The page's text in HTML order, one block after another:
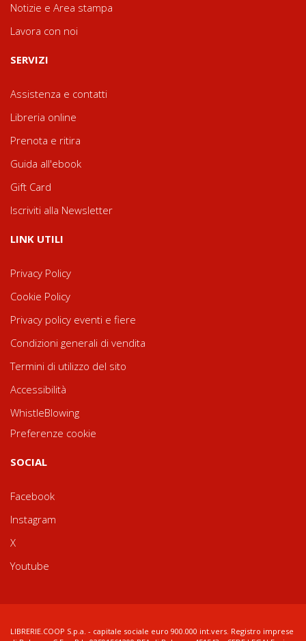
Notizie e Area stampa
Lavora con noi
SERVIZI
Assistenza e contatti
Libreria online
Prenota e ritira
Guida all'ebook
Gift Card
Iscriviti alla Newsletter
LINK UTILI
Privacy Policy
Cookie Policy
Privacy policy eventi e fiere
Condizioni generali di vendita
Termini di utilizzo del sito
Accessibilità
WhistleBlowing
Preferenze cookie
SOCIAL
Facebook
Instagram
X
Youtube
LIBRERIE.COOP S.p.a. - capitale sociale euro 900.000 int.vers. Registro imprese